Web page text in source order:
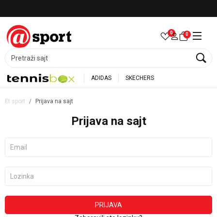
Pretraži sajt
0 0
ADIDAS SKECHERS
Et sport Prijava na sajt
Prijava na sajt
Email
Lozinka
PRIJAVA